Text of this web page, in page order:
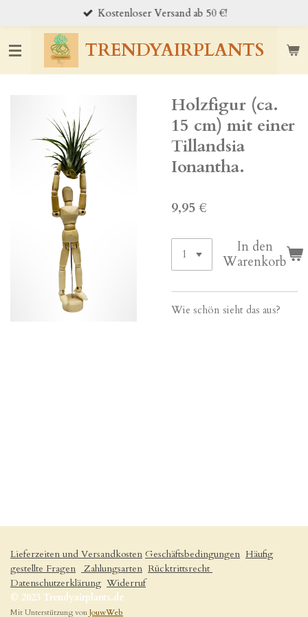
Hauptinhalt
springen
TRENDYAIRPLANTS
Kostenloser Versand ab 50 €!
Holzfigur (ca.
15 cm) mit einer
Tillandsia
Ionantha.
9,95 €
In den
Warenkorb
Wie schön sieht das aus?
Lieferzeiten und Versandkosten Geschäftsbedingungen Häufig
gestellte Fragen
Zahlungsarten Rücktrittsrecht
Datenschutzerklärung Widerruf
© 2023 Trendyairplants.de
Mit Unterstützung vonJouwWeb